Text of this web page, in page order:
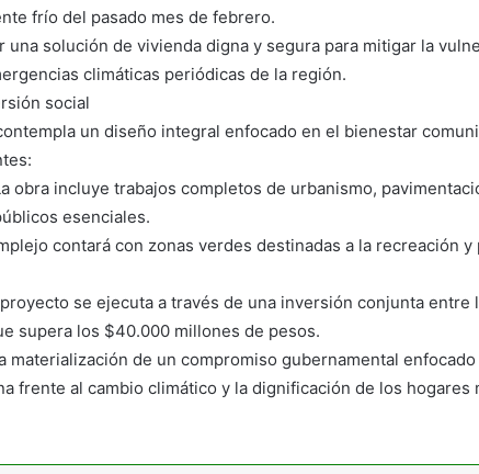
frío del pasado mes de febrero.
una solución de vivienda digna y segura para mitigar la
climáticas periódicas de la región.
social
un diseño integral enfocado en el bienestar
obra incluye trabajos completos de urbanismo,
esenciales.
contará con zonas verdes destinadas a la recreación y
se ejecuta a través de una inversión conjunta entre
supera los $40.000 millones de pesos.
materialización de un compromiso gubernamental
frente al cambio climático y la dignificación de los hogares